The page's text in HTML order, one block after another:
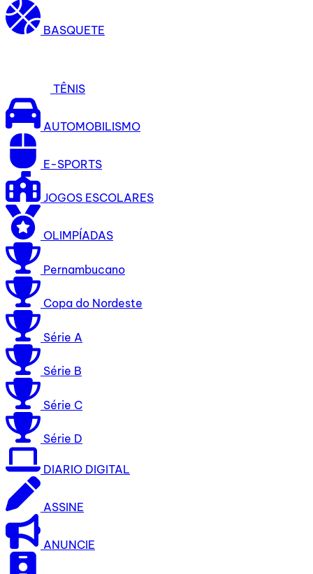
BASQUETE
TÊNIS
AUTOMOBILISMO
E-SPORTS
JOGOS ESCOLARES
OLIMPÍADAS
Pernambucano
Copa do Nordeste
Série A
Série B
Série C
Série D
DIARIO DIGITAL
ASSINE
ANUNCIE